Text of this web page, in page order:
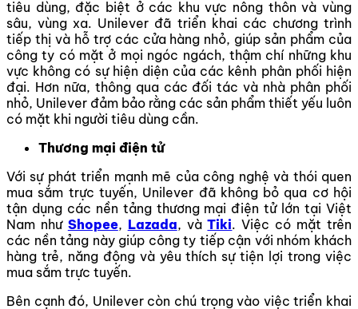
tiêu dùng, đặc biệt ở các khu vực nông thôn và vùng
sâu, vùng xa. Unilever đã triển khai các chương trình
tiếp thị và hỗ trợ các cửa hàng nhỏ, giúp sản phẩm của
công ty có mặt ở mọi ngóc ngách, thậm chí những khu
vực không có sự hiện diện của các kênh phân phối hiện
đại. Hơn nữa, thông qua các đối tác và nhà phân phối
nhỏ, Unilever đảm bảo rằng các sản phẩm thiết yếu luôn
có mặt khi người tiêu dùng cần.
Thương mại điện tử
Với sự phát triển mạnh mẽ của công nghệ và thói quen
mua sắm trực tuyến, Unilever đã không bỏ qua cơ hội
tận dụng các nền tảng thương mại điện tử lớn tại Việt
Nam như Shopee, Lazada, vàTiki. Việc có mặt trên
các nền tảng này giúp công ty tiếp cận với nhóm khách
hàng trẻ, năng động và yêu thích sự tiện lợi trong việc
mua sắm trực tuyến.
Bên cạnh đó, Unilever còn chú trọng vào việc triển khai